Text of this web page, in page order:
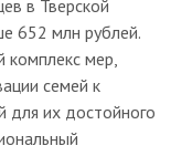
в Тверской
652 млн рублей.
комплекс мер,
семей к
для их достойного